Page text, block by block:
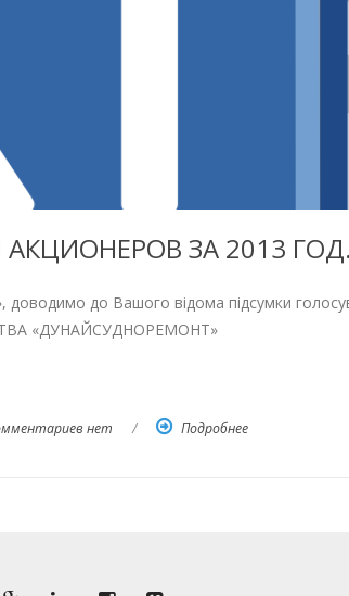
ЗА 2013 ГОД.
до Вашого відома підсумки
«ДУНАЙСУДНОРЕМОНТ»
нет / Подробнее